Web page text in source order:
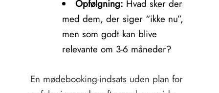
Opfølgning: Hvad sker der
med dem, der siger “ikke nu”,
men som godt kan blive
relevante om 3-6 måneder?
En mødebooking-indsats uden plan for